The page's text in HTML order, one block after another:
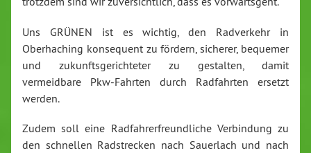
Uns GRÜNEN ist es wichtig, den Radverkehr in
Oberhaching konsequent zu fördern, sicherer, bequemer
und zukunftsgerichteter zu gestalten, damit
vermeidbare Pkw-Fahrten durch Radfahrten ersetzt
werden.
Zudem soll eine Radfahrerfreundliche Verbindung zu
den schnellen Radstrecken nach Sauerlach und nach